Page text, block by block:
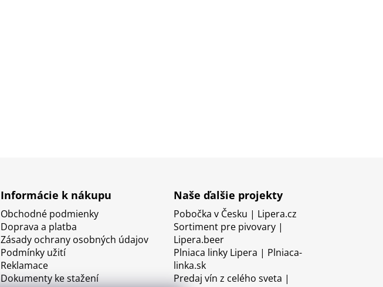
Informácie k nákupu
Obchodné podmienky
Doprava a platba
Zásady ochrany osobných údajov
Podmínky užití
Reklamace
Dokumenty ke stažení
Naše ďalšie projekty
Pobočka v Česku | Lipera.cz
Sortiment pre pivovary |
Lipera.beer
Plniaca linky Lipera | Plniaca-
linka.sk
Predaj vín z celého sveta |